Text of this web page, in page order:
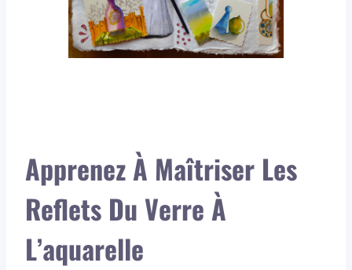
Apprenez À Maîtriser Les
Reflets Du Verre À
L’aquarelle